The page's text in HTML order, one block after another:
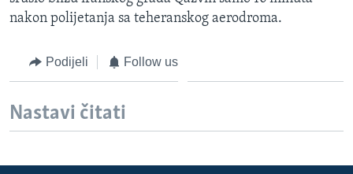
Jezici
nakon polijetanja sa teheranskog aerodroma.
Podijeli Follow us
Nastavi čitati